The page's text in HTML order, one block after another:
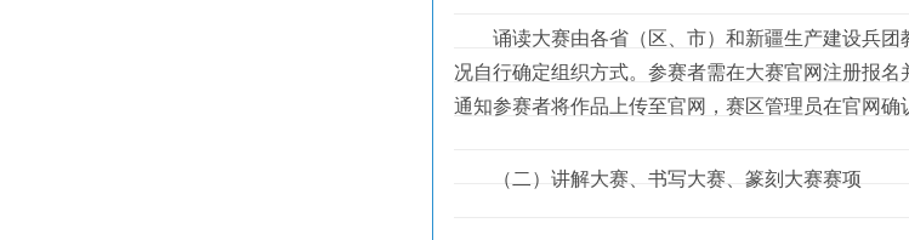
诵读大赛由各省（区、市）和新疆生产建设兵团
况自行确定组织方式。参赛者需在大赛官网注册报
通知参赛者将作品上传至官网，赛区管理员在官网确
（二）讲解大赛、书写大赛、篆刻大赛赛项